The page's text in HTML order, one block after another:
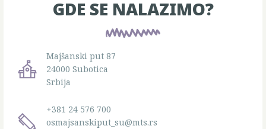
GDE SE NALAZIMO?
Majšanski put 87
24000 Subotica
Srbija
+381 24 576 700
osmajsanskiput_su@mts.rs